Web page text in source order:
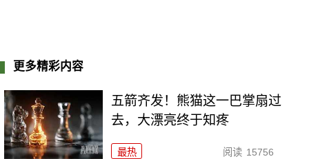
更多精彩内容
五箭齐发！熊猫这一巴掌扇过
去，大漂亮终于知疼
最热 阅读 15756